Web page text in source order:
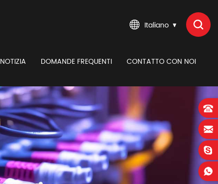
Italiano
NOTIZIA DOMANDE FREQUENTI CONTATTO CON NOI